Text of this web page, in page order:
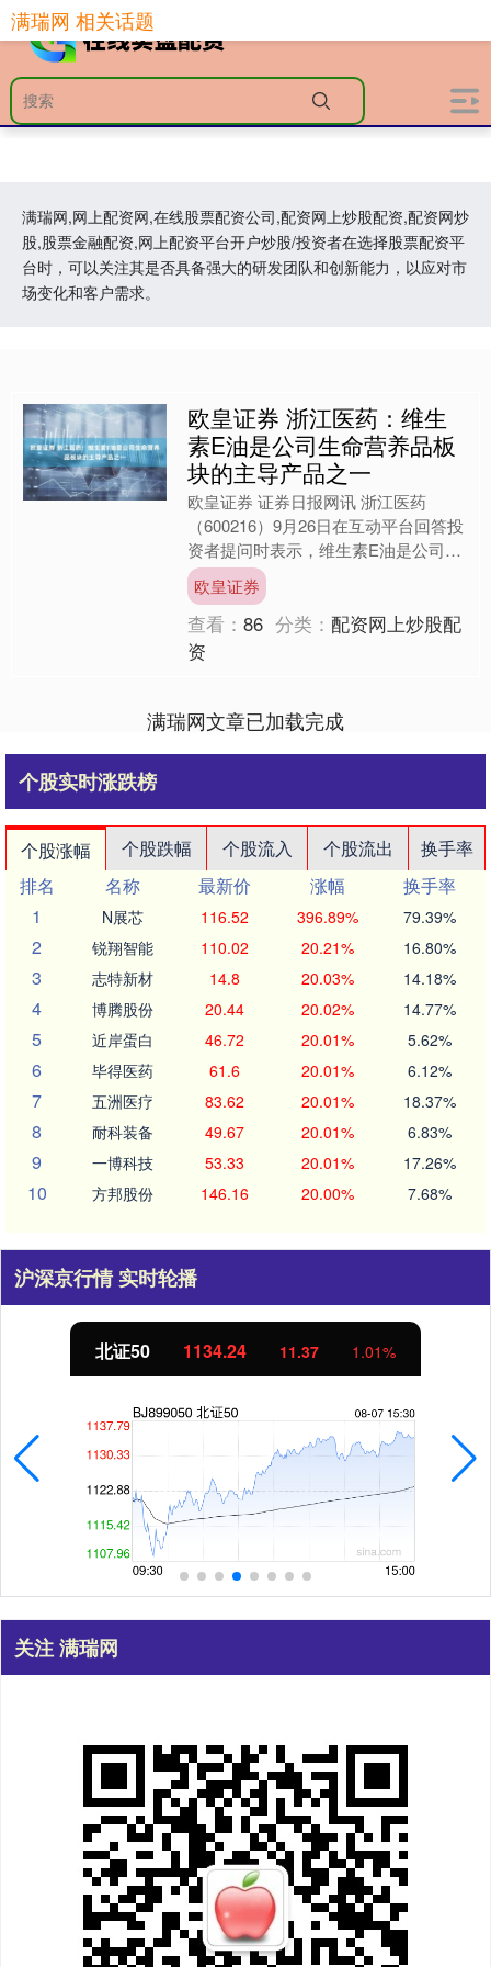
满瑞网,网上配资网,在线股票配资公司,配资网上炒股配资,配资网炒
股,股票金融配资,网上配资平台开户炒股/投资者在选择股票配资平
台时，可以关注其是否具备强大的研发团队和创新能力，以应对市
场变化和客户需求。
满瑞网 相关话题
欧皇证券 浙江医药：维生
素E油是公司生命营养品板
块的主导产品之一
欧皇证券 证券日报网讯 浙江医药
（600216）9月26日在互动平台回答投
资者提问时表示，维生素E油是公司生
命营养品板块的主导产品之一，公司按
照市场需求决定实际....
欧皇证券
查看：86 分类：配资网上炒股配
资
满瑞网文章已加载完成
个股实时涨跌榜
个股涨幅 个股跌幅 个股流入 个股流出
换手率
排名
名称 最新价 涨幅
换手率
1
N展芯 116.52 396.89% 79.39%
2 锐翔智能 110.02 20.21% 16.80%
3 志特新材 14.8 20.03% 14.18%
4 博腾股份 20.44 20.02% 14.77%
5 近岸蛋白 46.72 20.01% 5.62%
6 毕得医药 61.6 20.01% 6.12%
7 五洲医疗 83.62 20.01% 18.37%
8 耐科装备 49.67 20.01% 6.83%
9 一博科技 53.33 20.01% 17.26%
10 方邦股份 146.16 20.00% 7.68%
沪深京行情 实时轮播
北证50 1134.24 11.37 1.01%
关注 满瑞网